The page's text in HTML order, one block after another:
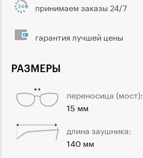
РАЗМЕРЫ
переносица (мост):
15 мм
длина заушника:
140 мм
принимаем заказы 24/7
гарантия лучшей цены